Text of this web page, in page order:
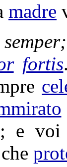
madre
fortis
; e